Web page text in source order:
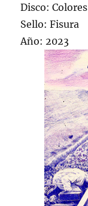
Disco: Colores
Sello: Fisura
Año: 2023